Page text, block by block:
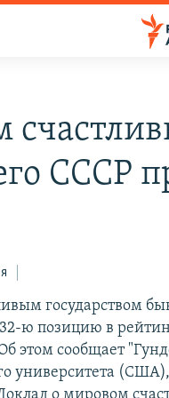
СССР
государством
ю позицию в
этом сообщает
университета